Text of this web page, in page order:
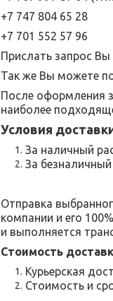
+7 747 804 65 28
+7 701 552 57 96
Прислать запрос
Так же Вы можете
После оформления
наиболее
Условия
За наличный
За
Отправка
компании и его
и выполняется
Стоимость
Курьерская
Стоимость и